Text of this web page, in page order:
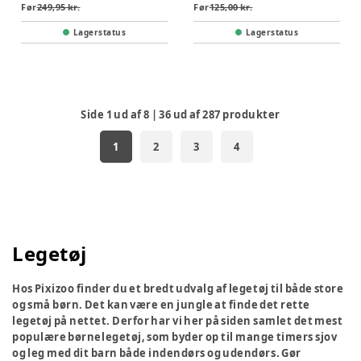
Før249,95 kr.
Lagerstatus
Før125,00 kr.
Lagerstatus
Side 1 ud af8 |36 ud af287 produkter
1 2 3 4
Legetøj
Hos Pixizoo finder du et bredt udvalg af legetøj til både store
og små børn. Det kan være en jungle at finde det rette
legetøj på nettet. Derfor har vi her på siden samlet det mest
populære børnelegetøj, som byder op til mange timers sjov
og leg med dit barn både indendørs og udendørs. Gør